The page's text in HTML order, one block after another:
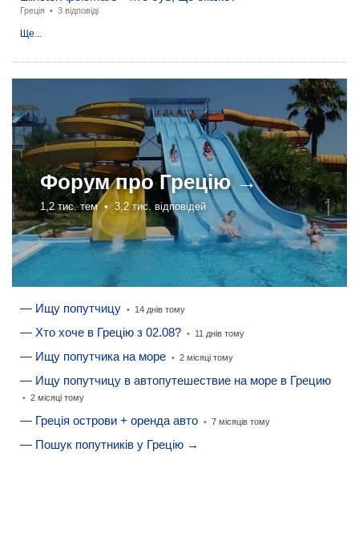
Греція • 3 відповіді
Ще...
Форум проГрецію →
1,2 тис. тем •3,2 тис. відповідей
— Ищу попутчицу • 14 днів тому
— Хто хоче в Грецію з 02.08? • 11 днів тому
— Ищу попутчика на море • 2 місяці тому
— Ищу попутчицу в автопутешествие на море в Грецию
• 2 місяці тому
— Греція острови + оренда авто • 7 місяців тому
— Пошук попутників у Грецію →